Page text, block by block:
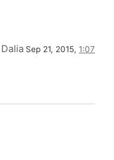
Dalia Sep 21, 2015, 1:07